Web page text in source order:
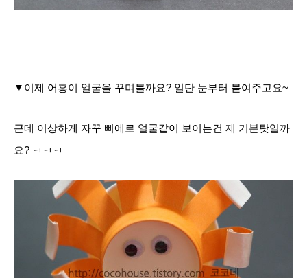
▼이제 어흥이 얼굴을 꾸며볼까요? 일단 눈부터 붙여주고요~
근데 이상하게 자꾸 삐에로 얼굴같이 보이는건 제 기분탓일까
요? ㅋㅋㅋ